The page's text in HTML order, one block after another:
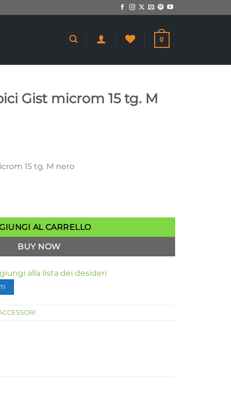
0
Gist microm 15 tg. M
15 tg. M nero
15 tg. M nero quantità
AL CARRELLO
BUY NOW
alla lista dei desideri